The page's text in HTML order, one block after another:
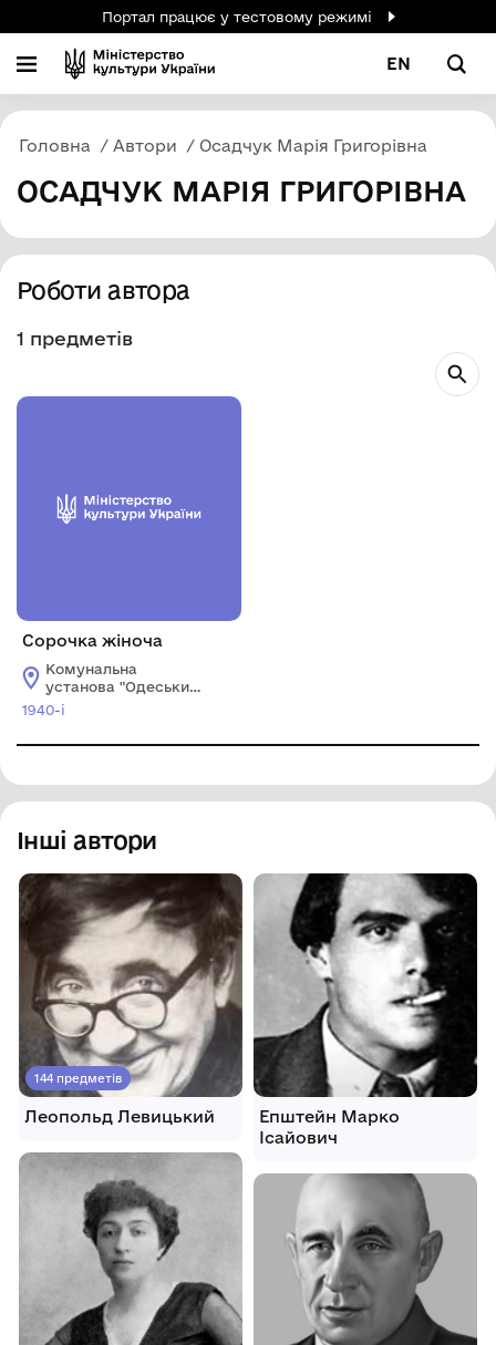
Портал працює у тестовому режимі
EN
Головна Автори Осадчук Марія Григорівна
ОСАДЧУК МАРІЯ ГРИГОРІВНА
Роботи автора
1 предметів
Сорочка жіноча
Комунальна
установа "Одеський
національний
1940-і
Інші автори
144 предметів
Леопольд Левицький
Епштейн Марко
Ісайович